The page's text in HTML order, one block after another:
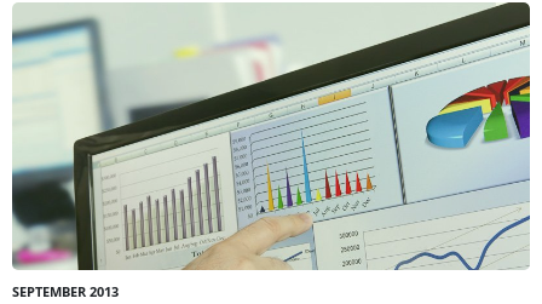
SEPTEMBER 2013